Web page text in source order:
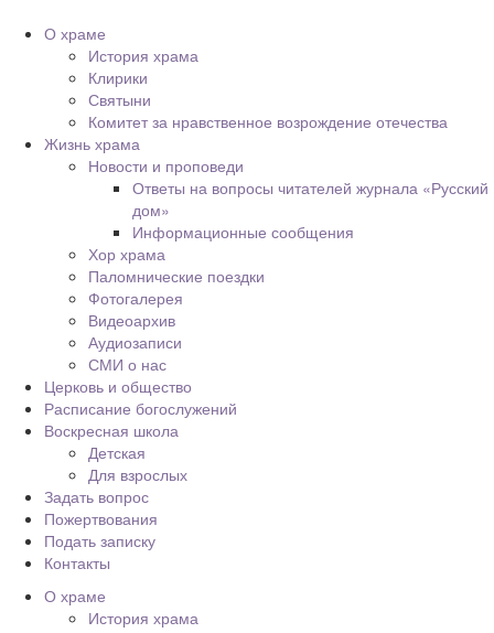
О храме
История храма
Клирики
Святыни
Комитет за нравственное возрождение отечества
Жизнь храма
Новости и проповеди
Ответы на вопросы читателей журнала «Русский
дом»
Информационные сообщения
Хор храма
Паломнические поездки
Фотогалерея
Видеоархив
Аудиозаписи
СМИ о нас
Церковь и общество
Расписание богослужений
Воскресная школа
Детская
Для взрослых
Задать вопрос
Пожертвования
Подать записку
Контакты
О храме
История храма